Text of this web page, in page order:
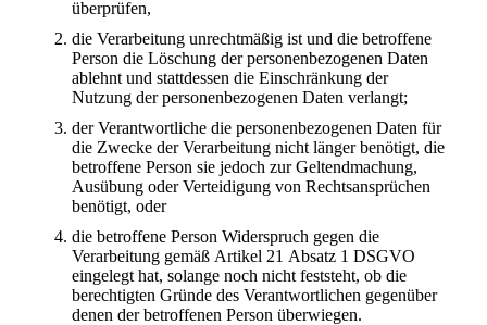
überprüfen,
die Verarbeitung unrechtmäßig ist und die betroffene
Person die Löschung der personenbezogenen Daten
ablehnt und stattdessen die Einschränkung der
Nutzung der personenbezogenen Daten verlangt;
der Verantwortliche die personenbezogenen Daten für
die Zwecke der Verarbeitung nicht länger benötigt, die
betroffene Person sie jedoch zur Geltendmachung,
Ausübung oder Verteidigung von Rechtsansprüchen
benötigt, oder
die betroffene Person Widerspruch gegen die
Verarbeitung gemäß Artikel 21 Absatz 1 DSGVO
eingelegt hat, solange noch nicht feststeht, ob die
berechtigten Gründe des Verantwortlichen gegenüber
denen der betroffenen Person überwiegen.